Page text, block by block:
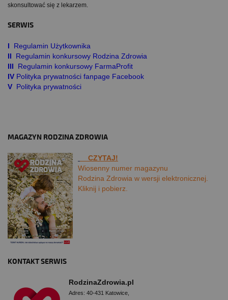
skonsultować się z lekarzem.
SERWIS
I Regulamin Użytkownika
II
Regulamin konkursowy Rodzina Zdrowia
III
Regulamin konkursowy FarmaProfit
IV Polityka prywatności fanpage Facebook
V Polityka prywatności
MAGAZYN RODZINA ZDROWIA
CZYTAJ!
Wiosenny numer magazynu
Rodzina Zdrowia w wersji elektronicznej.
Kliknij i pobierz.
KONTAKT SERWIS
RodzinaZdrowia.pl
Adres: 40-431 Katowice,